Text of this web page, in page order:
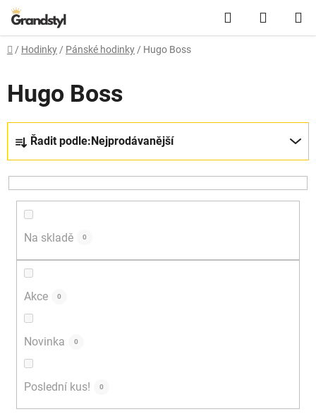
Přejít na obsah Hledat
Domů
/ Hodinky / Pánské hodinky / Hugo Boss
Hugo Boss
Řazení produktů
Řadit podle: Nejprodávanější
Na skladě 0
Akce 0
Novinka 0
Poslední kus! 0